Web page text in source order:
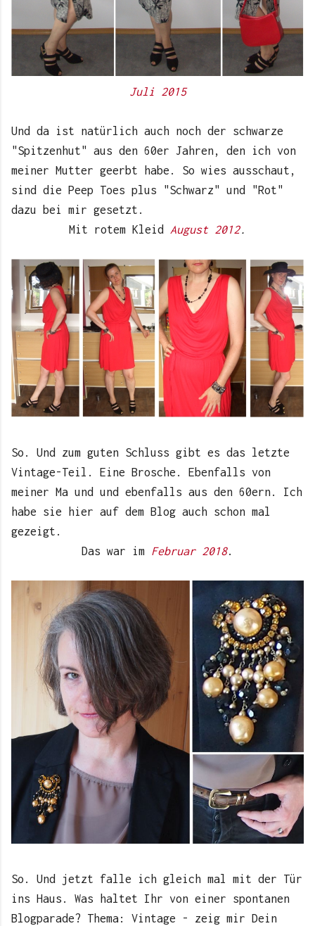
Juli 2015
Und da ist natürlich auch noch der schwarze
"Spitzenhut" aus den 60er Jahren, den ich von
meiner Mutter geerbt habe. So wies ausschaut,
sind die Peep Toes plus "Schwarz" und "Rot"
dazu bei mir gesetzt.
Mit rotem Kleid August 2012.
So. Und zum guten Schluss gibt es das letzte
Vintage-Teil. Eine Brosche. Ebenfalls von
meiner Ma und und ebenfalls aus den 60ern. Ich
habe sie hier auf dem Blog auch schon mal
gezeigt.
Das war im Februar 2018.
So. Und jetzt falle ich gleich mal mit der Tür
ins Haus. Was haltet Ihr von einer spontanen
Blogparade? Thema: Vintage - zeig mir Dein